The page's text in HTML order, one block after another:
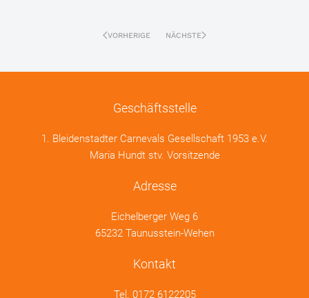
VORHERIGE NÄCHSTE
Geschäftsstelle
1. Bleidenstadter Carnevals Gesellschaft 1953 e.V.
Maria Hundt stv. Vorsitzende
Adresse
Eichelberger Weg 6
65232 Taunusstein-Wehen
Kontakt
Tel. 0172 6122205